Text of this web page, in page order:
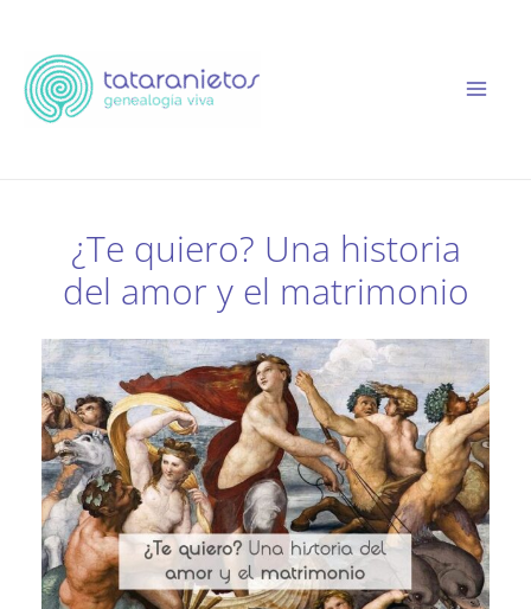
contenido
¿Te quiero? Una historia
del amor y el matrimonio